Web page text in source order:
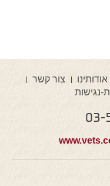
אודותינו
צור קשר
נגישות
03-